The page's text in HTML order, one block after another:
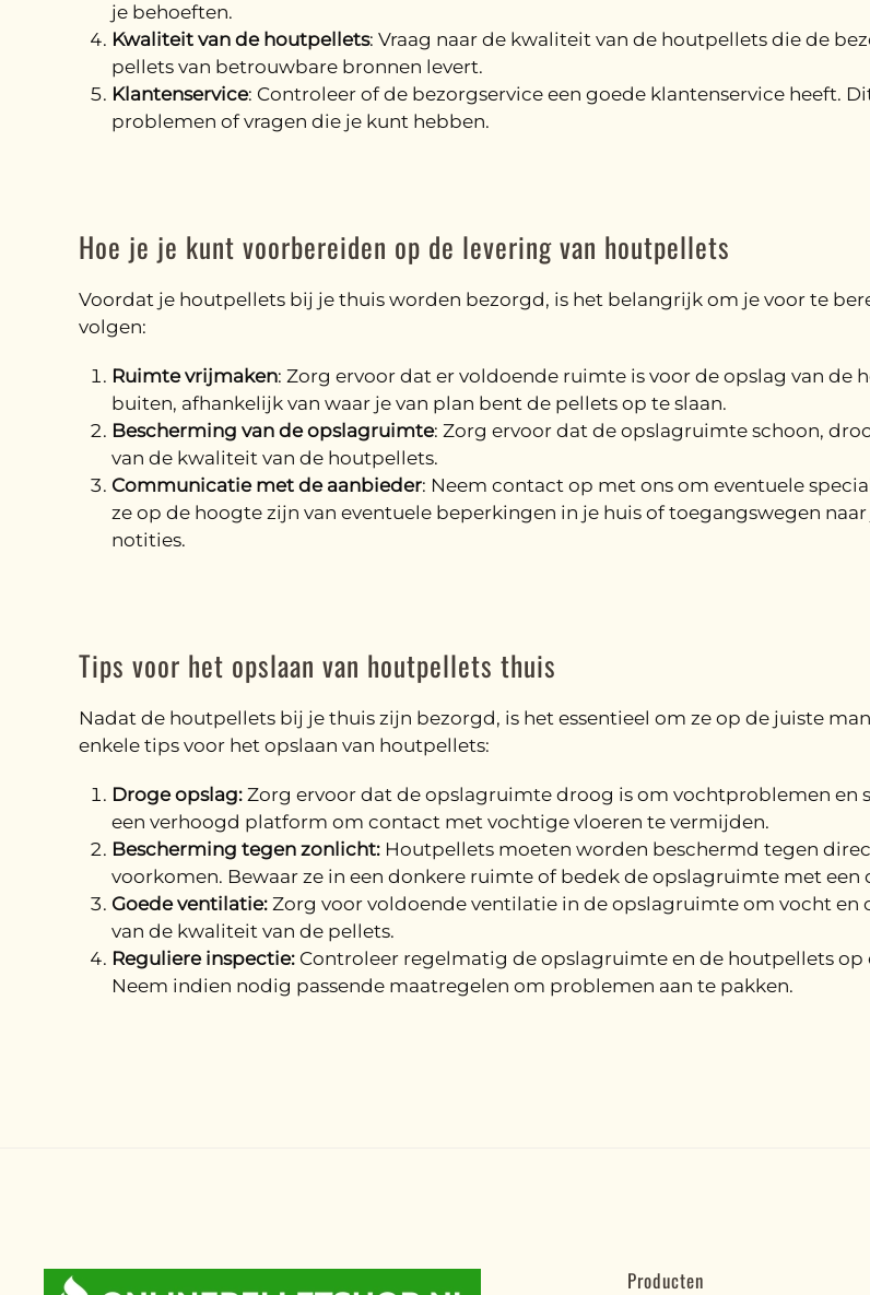
je behoeften.
Kwaliteit van de houtpellets: Vraag naar de kwaliteit van de houtpellets die de
pellets van betrouwbare bronnen levert.
Klantenservice: Controleer of de bezorgservice een goede klantenservice heeft.
problemen of vragen die je kunt hebben.
Hoe je je kunt voorbereiden op de levering van houtpellets
Voordat je houtpellets bij je thuis worden bezorgd, is het belangrijk om je voor te
volgen:
Ruimte vrijmaken: Zorg ervoor dat er voldoende ruimte is voor de opslag van de
buiten, afhankelijk van waar je van plan bent de pellets op te slaan.
Bescherming van de opslagruimte: Zorg ervoor dat de opslagruimte schoon,
van de kwaliteit van de houtpellets.
Communicatie met de aanbieder: Neem contact op met ons om eventuele
ze op de hoogte zijn van eventuele beperkingen in je huis of toegangswegen
notities.
Tips voor het opslaan van houtpellets thuis
Nadat de houtpellets bij je thuis zijn bezorgd, is het essentieel om ze op de juiste
enkele tips voor het opslaan van houtpellets:
Droge opslag: Zorg ervoor dat de opslagruimte droog is om vochtproblemen
een verhoogd platform om contact met vochtige vloeren te vermijden.
Bescherming tegen zonlicht: Houtpellets moeten worden beschermd tegen
voorkomen. Bewaar ze in een donkere ruimte of bedek de opslagruimte met een
Goede ventilatie: Zorg voor voldoende ventilatie in de opslagruimte om vocht
van de kwaliteit van de pellets.
Reguliere inspectie: Controleer regelmatig de opslagruimte en de houtpellets
Neem indien nodig passende maatregelen om problemen aan te pakken.
Producten